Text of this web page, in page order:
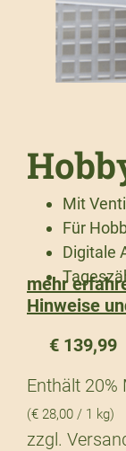
Mit
Für
Digitale
mehr
Hinweise
€ 139,99
Enthält 20%
(€ 28,00 / 1 kg)
zzgl.